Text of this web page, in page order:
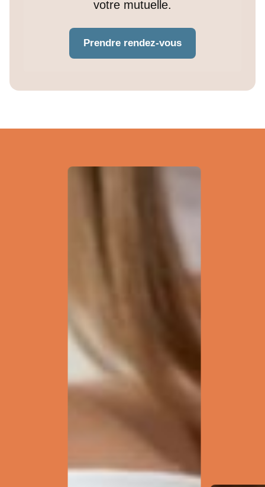
votre mutuelle.
Prendre rendez-vous